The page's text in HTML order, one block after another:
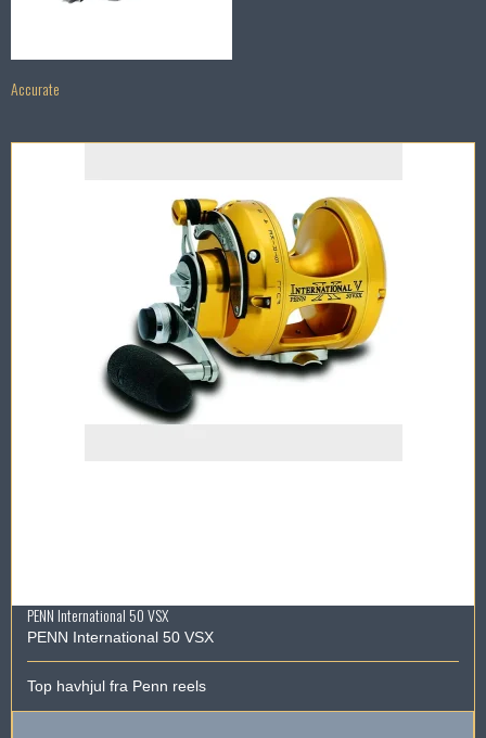
Accurate
PENN International 50 VSX
PENN International 50 VSX
Top havhjul fra Penn reels